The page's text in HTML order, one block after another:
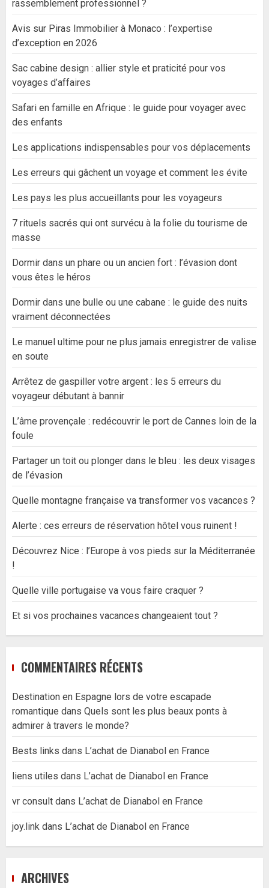
rassemblement professionnel ?
Avis sur Piras Immobilier à Monaco : l’expertise
d’exception en 2026
Sac cabine design : allier style et praticité pour vos
voyages d’affaires
Safari en famille en Afrique : le guide pour voyager avec
des enfants
Les applications indispensables pour vos déplacements
Les erreurs qui gâchent un voyage et comment les évite
Les pays les plus accueillants pour les voyageurs
7 rituels sacrés qui ont survécu à la folie du tourisme de
masse
Dormir dans un phare ou un ancien fort : l’évasion dont
vous êtes le héros
Dormir dans une bulle ou une cabane : le guide des nuits
vraiment déconnectées
Le manuel ultime pour ne plus jamais enregistrer de valise
en soute
Arrêtez de gaspiller votre argent : les 5 erreurs du
voyageur débutant à bannir
L’âme provençale : redécouvrir le port de Cannes loin de la
foule
Partager un toit ou plonger dans le bleu : les deux visages
de l’évasion
Quelle montagne française va transformer vos vacances ?
Alerte : ces erreurs de réservation hôtel vous ruinent !
Découvrez Nice : l’Europe à vos pieds sur la Méditerranée
!
Quelle ville portugaise va vous faire craquer ?
Et si vos prochaines vacances changeaient tout ?
COMMENTAIRES RÉCENTS
Destination en Espagne lors de votre escapade
romantique dans Quels sont les plus beaux ponts à
admirer à travers le monde?
Bests links dans L’achat de Dianabol en France
liens utiles dans L’achat de Dianabol en France
vr consult dans L’achat de Dianabol en France
joy.link dans L’achat de Dianabol en France
ARCHIVES